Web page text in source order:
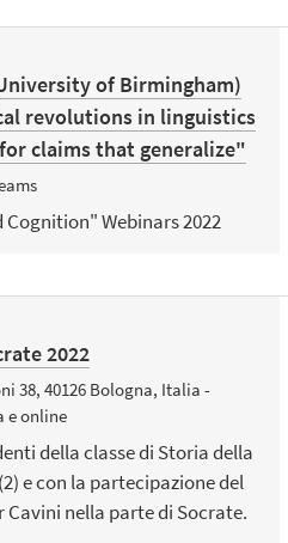
of Birmingham)
revolutions in linguistics
claims that generalize"
Webinars 2022
2022
38, 40126 Bologna, Italia -
e online
della classe di Storia della
e con la partecipazione del
Cavini nella parte di Socrate.